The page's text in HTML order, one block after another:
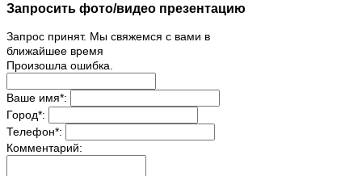
Запросить фото/видео презентацию
Запрос принят. Мы свяжемся с вами в
ближайшее время
Произошла ошибка.
Ваше имя*:
Город*:
Телефон*:
Комментарий: